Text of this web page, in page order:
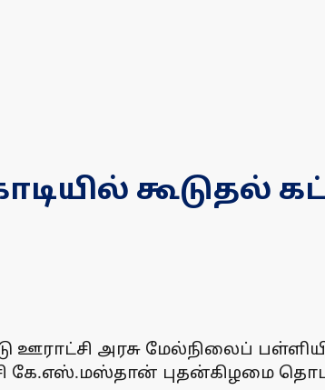
கூடுதல்
ஊராட்சி அரசு மேல்நிலைப்
கே.எஸ்.மஸ்தான் புதன்கிழமை